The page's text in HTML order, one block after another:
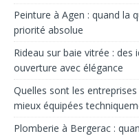
Peinture à Agen : quand la
priorité absolue
Rideau sur baie vitrée : des
ouverture avec élégance
Quelles sont les
mieux équipées
Plomberie à Bergerac :